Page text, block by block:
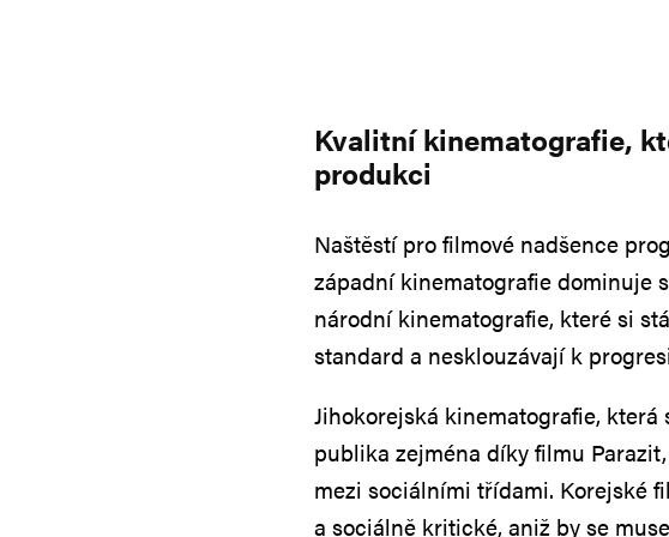
Kvalitní kinematografie,
produkci
Naštěstí pro filmové nadšence
západní kinematografie dominuje
národní kinematografie, které si
standard a nesklouzávají k
Jihokorejská kinematografie,
publika zejména díky filmu
mezi sociálními třídami. Korejské
a sociálně kritické, aniž by se